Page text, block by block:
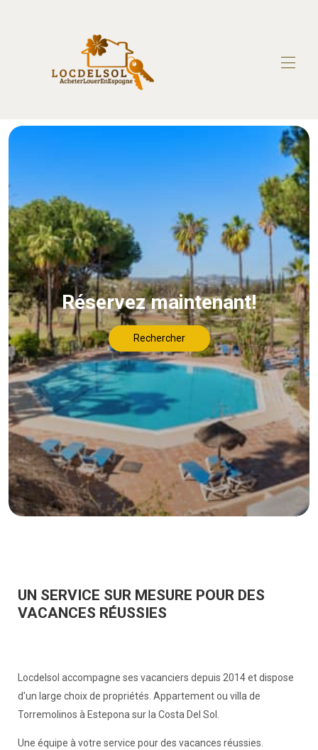
Accueil
En Vente
Réservez maintenant!
Rechercher
UN SERVICE SUR MESURE POUR DES
VACANCES RÉUSSIES
Locdelsol accompagne ses vacanciers depuis 2014 et dispose
d'un large choix de propriétés. Appartement ou villa de
Torremolinos à Estepona sur la Costa Del Sol.
Une équipe à votre service pour des vacances réussies.